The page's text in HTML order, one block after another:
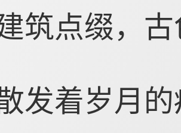
筑点缀，
发着岁月